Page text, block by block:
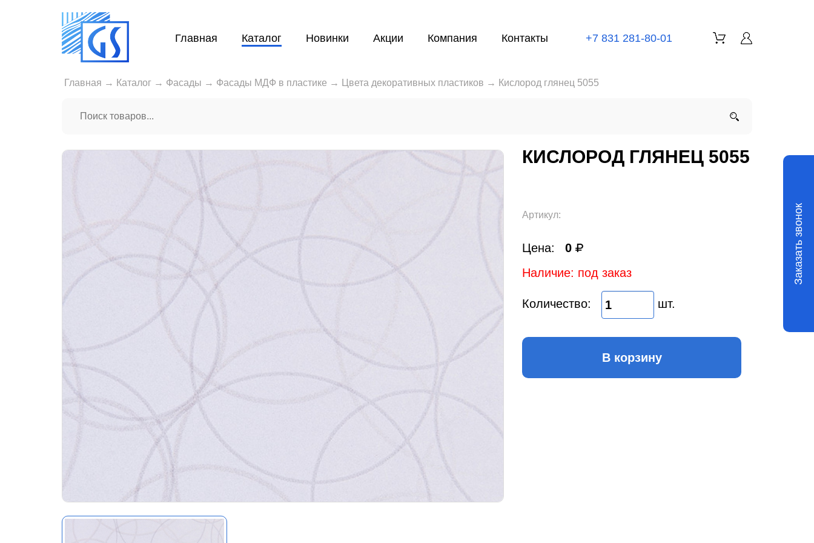
Главная Каталог Новинки Акции Компания Контакты +7 831 281-80-01
Главная → Каталог → Фасады → Фасады МДФ в пластике → Цвета декоративных пластиков → Кислород глянец 5055
КИСЛОРОД ГЛЯНЕЦ 5055
Артикул:
Цена:
0
Наличие: под заказ
Количество: шт.
В корзину
Заказать звонок